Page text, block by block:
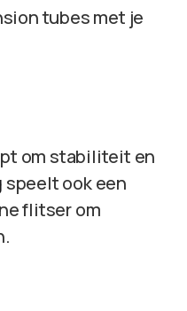
tubes met je
om stabiliteit en
speelt ook een
flitser om